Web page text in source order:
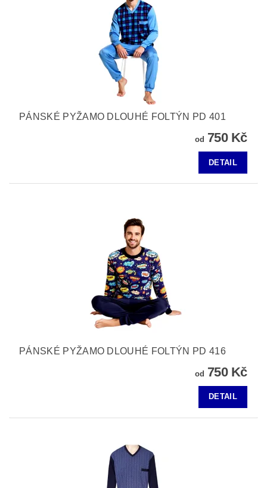
PÁNSKÉ PYŽAMO DLOUHÉ FOLTÝN PD 401
od 750 Kč
DETAIL
PÁNSKÉ PYŽAMO DLOUHÉ FOLTÝN PD 416
od 750 Kč
DETAIL